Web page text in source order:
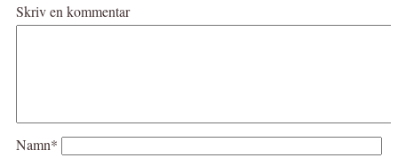
Skriv en kommentar
Namn*